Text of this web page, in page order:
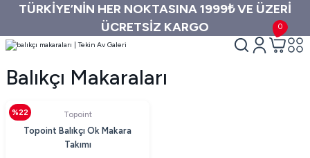
TÜRKİYE’NİN HER NOKTASINA 1999₺ VE ÜZERİ
ÜCRETSİZ KARGO
0
Balıkçı Makaraları
%22 Topoint
Topoint Balıkçı Ok Makara
Takımı